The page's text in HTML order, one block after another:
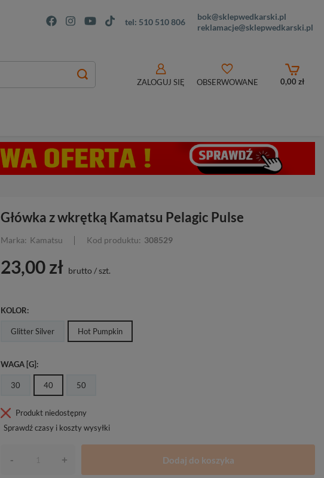
tel: 510 510 806
bok@sklepwedkarski.pl
reklamacje@sklepwedkarski.pl
ZALOGUJ SIĘ OBSERWOWANE 0,00 zł
Główka z wkrętką Kamatsu Pelagic Pulse
Marka: Kamatsu Kod produktu: 308529
23,00 zł brutto /szt.
KOLOR
Glitter Silver Hot Pumpkin
WAGA [G]
30 40 50
Produkt niedostępny
Sprawdź czasy i koszty wysyłki
- + Dodaj do koszyka